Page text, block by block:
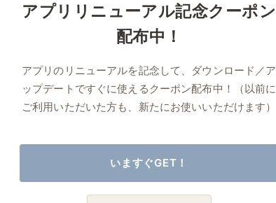
アプリリニューアル記念クーポン
配布中！
アプリのリニューアルを記念して、ダウンロード／ア
ップデートですぐに使えるクーポン配布中！（以前に
ご利用いただいた方も、新たにお使いいただけます）
いますぐGET！